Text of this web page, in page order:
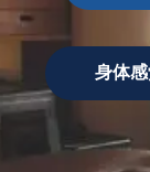
身体